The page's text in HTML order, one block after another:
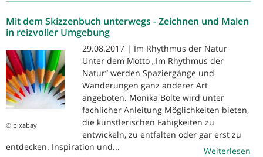
Mit dem Skizzenbuch unterwegs - Zeichnen und Malen
in reizvoller Umgebung
© pixabay
29.08.2017 | Im Rhythmus der Natur
Unter dem Motto „Im Rhythmus der
Natur“ werden Spaziergänge und
Wanderungen ganz anderer Art
angeboten. Monika Bolte wird unter
fachlicher Anleitung Möglichkeiten bieten,
die künstlerischen Fähigkeiten zu
entwickeln, zu entfalten oder gar erst zu
entdecken. Inspiration und...
Weiterlesen